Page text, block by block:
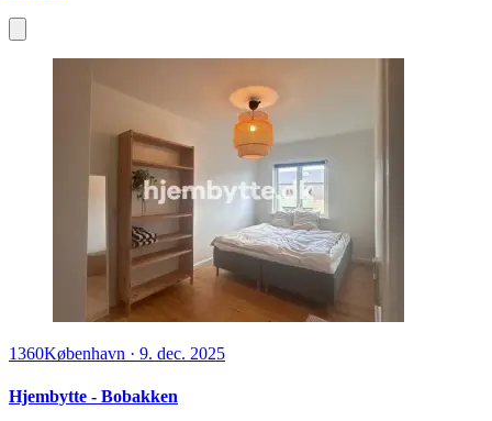
1360København · 9. dec. 2025
Hjembytte - Bobakken